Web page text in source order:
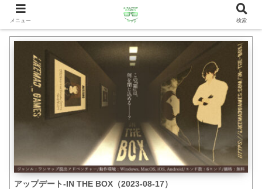
アップデート-IN THE BOX（2023-08-17）
メニュー 検索